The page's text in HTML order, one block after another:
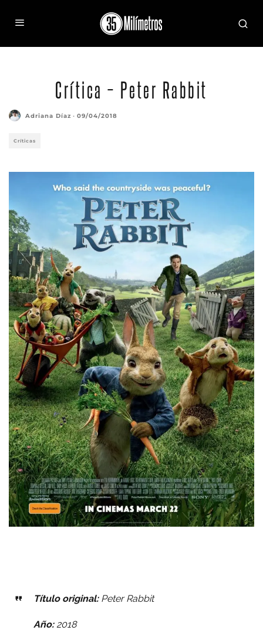
Crítica – Peter Rabbit
Adriana Díaz · 09/04/2018
Críticas
Título original: Peter Rabbit
Año:2018